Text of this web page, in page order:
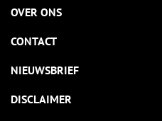
OVER ONS
CONTACT
NIEUWSBRIEF
DISCLAIMER